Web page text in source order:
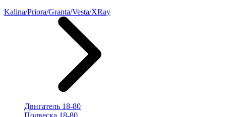
Kalina/Priora/Granta/Vesta/XRay
Двигатель 18-80